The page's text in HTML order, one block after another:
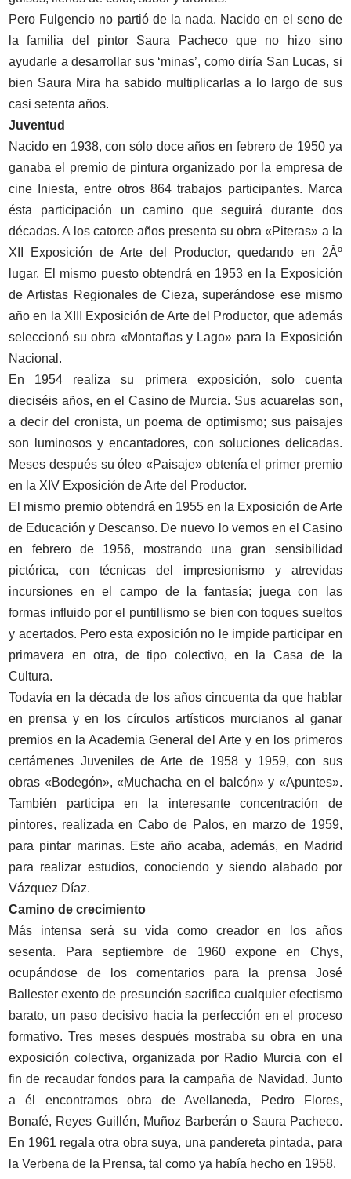
Pero Fulgencio no partió de la nada. Nacido en el seno de
la familia del pintor Saura Pacheco que no hizo sino
ayudarle a desarrollar sus ‘minas’, como diría San Lucas, si
bien Saura Mira ha sabido multiplicarlas a lo largo de sus
casi setenta años.
Juventud
Nacido en 1938, con sólo doce años en febrero de 1950 ya
ganaba el premio de pintura organizado por la empresa de
cine Iniesta, entre otros 864 trabajos participantes. Marca
ésta participación un camino que seguirá durante dos
décadas. A los catorce años presenta su obra «Piteras» a la
XII Exposición de Arte del Productor, quedando en 2Âº
lugar. El mismo puesto obtendrá en 1953 en la Exposición
de Artistas Regionales de Cieza, superándose ese mismo
año en la XIII Exposición de Arte del Productor, que además
seleccionó su obra «Montañas y Lago» para la Exposición
Nacional.
En 1954 realiza su primera exposición, solo cuenta
dieciséis años, en el Casino de Murcia. Sus acuarelas son,
a decir del cronista, un poema de optimismo; sus paisajes
son luminosos y encantadores, con soluciones delicadas.
Meses después su óleo «Paisaje» obtenía el primer premio
en la XIV Exposición de Arte del Productor.
El mismo premio obtendrá en 1955 en la Exposición de Arte
de Educación y Descanso. De nuevo lo vemos en el Casino
en febrero de 1956, mostrando una gran sensibilidad
pictórica, con técnicas del impresionismo y atrevidas
incursiones en el campo de la fantasía; juega con las
formas influido por el puntillismo se bien con toques sueltos
y acertados. Pero esta exposición no le impide participar en
primavera en otra, de tipo colectivo, en la Casa de la
Cultura.
Todavía en la década de los años cincuenta da que hablar
en prensa y en los círculos artísticos murcianos al ganar
premios en la Academia General del Arte y en los primeros
certámenes Juveniles de Arte de 1958 y 1959, con sus
obras «Bodegón», «Muchacha en el balcón» y «Apuntes».
También participa en la interesante concentración de
pintores, realizada en Cabo de Palos, en marzo de 1959,
para pintar marinas. Este año acaba, además, en Madrid
para realizar estudios, conociendo y siendo alabado por
Vázquez Díaz.
Camino de crecimiento
Más intensa será su vida como creador en los años
sesenta. Para septiembre de 1960 expone en Chys,
ocupándose de los comentarios para la prensa José
Ballester exento de presunción sacrifica cualquier efectismo
barato, un paso decisivo hacia la perfección en el proceso
formativo. Tres meses después mostraba su obra en una
exposición colectiva, organizada por Radio Murcia con el
fin de recaudar fondos para la campaña de Navidad. Junto
a él encontramos obra de Avellaneda, Pedro Flores,
Bonafé, Reyes Guillén, Muñoz Barberán o Saura Pacheco.
En 1961 regala otra obra suya, una pandereta pintada, para
la Verbena de la Prensa, tal como ya había hecho en 1958.